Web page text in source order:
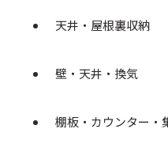
天井・屋根裏収納
壁・天井・換気
棚板・カウンター・